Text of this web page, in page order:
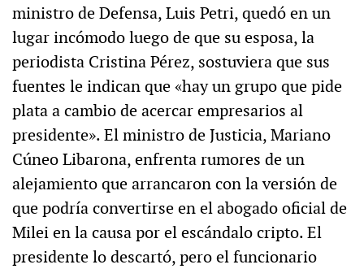
ministro de Defensa, Luis Petri, quedó en un
lugar incómodo luego de que su esposa, la
periodista Cristina Pérez, sostuviera que sus
fuentes le indican que «hay un grupo que pide
plata a cambio de acercar empresarios al
presidente». El ministro de Justicia, Mariano
Cúneo Libarona, enfrenta rumores de un
alejamiento que arrancaron con la versión de
que podría convertirse en el abogado oficial de
Milei en la causa por el escándalo cripto. El
presidente lo descartó, pero el funcionario